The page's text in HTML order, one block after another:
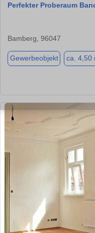
Perfekter Proberaum
Bamberg, 96047
Gewerbeobjekt ca. 4,50